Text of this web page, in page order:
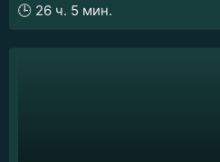
🕒 26 ч. 5 мин.